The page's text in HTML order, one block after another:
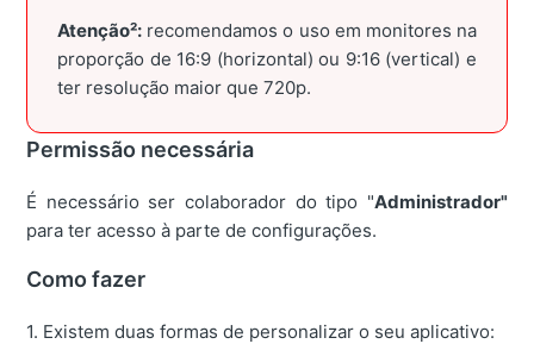
Atenção²: recomendamos o uso em monitores na
proporção de 16:9 (horizontal) ou 9:16 (vertical) e
ter resolução maior que 720p.
Permissão necessária
É necessário ser colaborador do tipo "Administrador"
para ter acesso à parte de configurações.
Como fazer
1. Existem duas formas de personalizar o seu aplicativo: